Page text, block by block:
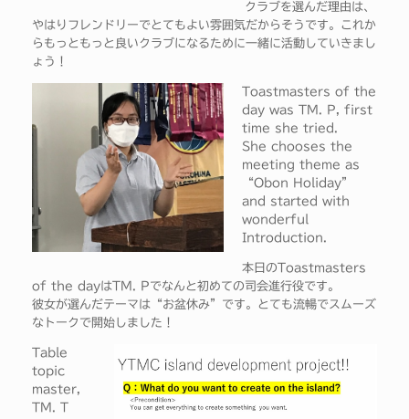
クラブを選んだ理由は、
やはりフレンドリーでとてもよい雰囲気だからそうです。これか
らもっともっと良いクラブになるために一緒に活動していきまし
ょう！
Toastmasters of the
day was TM. P, first
time she tried.
She chooses the
meeting theme as
“Obon Holiday”
and started with
wonderful
Introduction.
本日のToastmasters
of the dayはTM. Pでなんと初めての司会進行役です。
彼女が選んだテーマは“お盆休み”です。とても流暢でスムーズ
なトークで開始しました！
Table
topic
master,
TM. T